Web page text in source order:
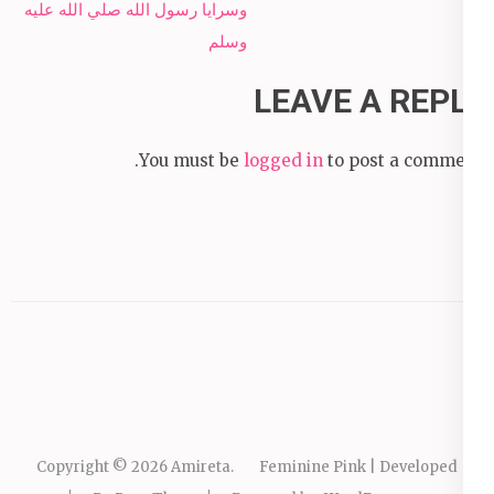
وسرايا رسول الله صلي الله عليه
وسلم
LEAVE A REPLY
You must be logged in to post a comment.
Copyright © 2026Amireta.
Feminine Pink | Developed